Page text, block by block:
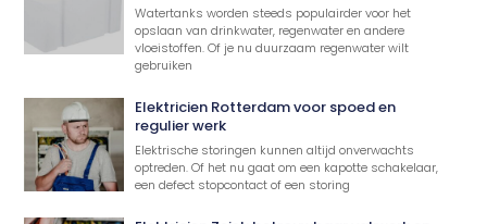
Watertanks worden steeds populairder voor het
opslaan van drinkwater, regenwater en andere
vloeistoffen. Of je nu duurzaam regenwater wilt
gebruiken
Elektricien Rotterdam voor spoed en
regulier werk
Elektrische storingen kunnen altijd onverwachts
optreden. Of het nu gaat om een kapotte schakelaar,
een defect stopcontact of een storing